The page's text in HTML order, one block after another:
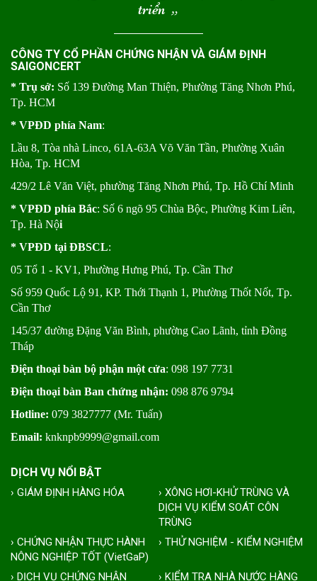
triển “
CÔNG TY CỔ PHẦN CHỨNG NHẬN VÀ GIÁM ĐỊNH
SAIGONCERT
* Trụ sở: Số 139 Đường Man Thiện, Phường Tăng Nhơn Phú,
Tp. HCM
* VPĐD phía Nam:
Lầu 8, Tòa nhà Linco, 61A-63A Võ Văn Tần, Phường Xuân
Hòa, Tp. HCM
429/2 Lê Văn Việt, phường Tăng Nhơn Phú, Tp. Hồ Chí Minh
* VPĐD phía Bắc: Số 6 ngõ 95 Chùa Bộc, Phường Kim Liên,
Tp. Hà Nội
* VPĐD tại ĐBSCL:
05 Tổ 1 - KV1, Phường Hưng Phú, Tp. Cần Thơ
Số 959 Quốc Lộ 91, KP. Thới Thạnh 1, Phường Thốt Nốt, Tp.
Cần Thơ
145/37 đường Đặng Văn Bình, phường Cao Lãnh, tỉnh Đồng
Tháp
Điện thoại bàn bộ phận một cửa: 098 197 7731
Điện thoại bàn Ban chứng nhận: 098 876 9794
Hotline: 079 3827777 (Mr. Tuấn)
Email: knknpb9999@gmail.com
DỊCH VỤ NỔI BẬT
› DỊCH VỤ CHỨNG NHẬN › KIỂM TRA NHÀ NƯỚC HÀNG
› CHỨNG NHẬN THỰC HÀNH
NÔNG NGHIỆP TỐT (VietGaP)
› THỬ NGHIỆM - KIỂM NGHIỆM
› GIÁM ĐỊNH HÀNG HÓA
› XÔNG HƠI-KHỬ TRÙNG VÀ
DỊCH VỤ KIỂM SOÁT CÔN
TRÙNG